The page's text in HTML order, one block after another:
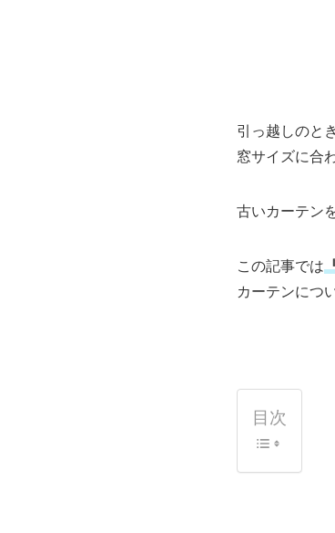
引っ越しのと
窓サイズに合
古いカーテン
この記事では
カーテンにつ
目次